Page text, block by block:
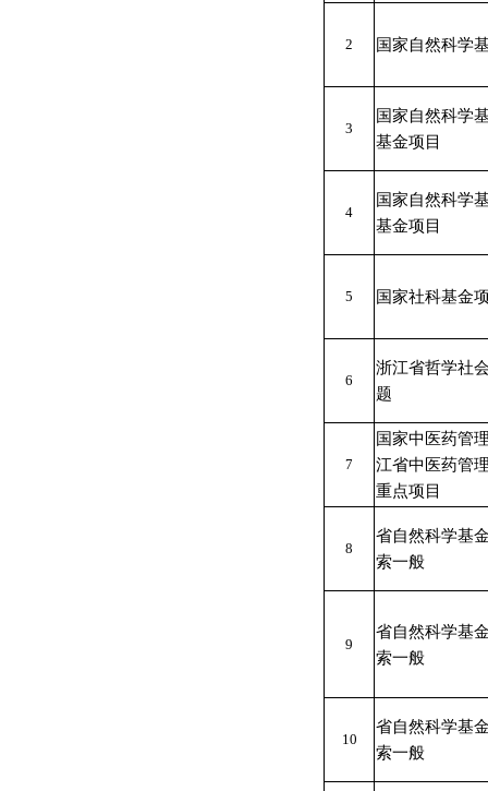
2 国家自然科学
3
国家自然科学
基金项目
4
国家自然科学
基金项目
5 国家社科基金
6
浙江省哲学社
题
7
国家中医药管
江省中医药管
重点项目
8
省自然科学基
索一般
9
省自然科学基
索一般
10
省自然科学基
索一般